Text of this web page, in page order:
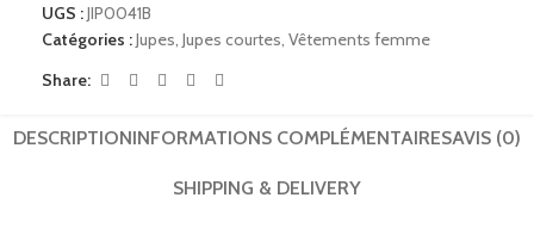
UGS :JIP0041B
Catégories :Jupes Jupes courtes Vêtements femme
Share:
DESCRIPTIONINFORMATIONS COMPLÉMENTAIRESAVIS (0)
SHIPPING & DELIVERY